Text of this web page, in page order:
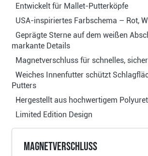
Entwickelt für Mallet-Putterköpfe
USA-inspiriertes Farbschema – Rot,
Geprägte Sterne auf dem weißen
markante Details
Magnetverschluss für schnelles,
Weiches Innenfutter schützt
Putters
Hergestellt aus hochwertigem
Limited Edition Design
Magnetverschluss